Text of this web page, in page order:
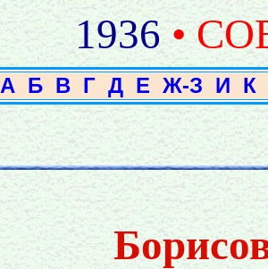
1936 •
А Б В Г Д Е Ж-З И К